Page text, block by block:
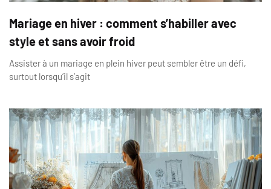
Mariage en hiver : comment s’habiller avec
style et sans avoir froid
Assister à un mariage en plein hiver peut sembler être un défi,
surtout lorsqu’il s’agit